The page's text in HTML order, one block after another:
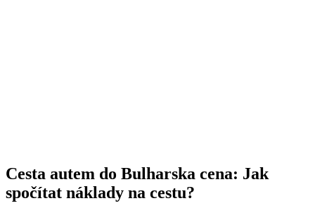
Cesta autem do Bulharska cena: Jak
spočítat náklady na cestu?